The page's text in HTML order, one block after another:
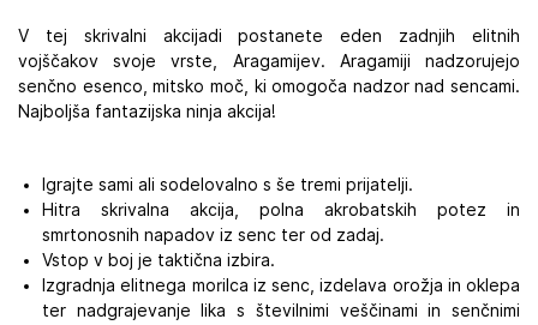
V tej skrivalni akcijadi postanete eden zadnjih elitnih
vojščakov svoje vrste, Aragamijev. Aragamiji nadzorujejo
senčno esenco, mitsko moč, ki omogoča nadzor nad sencami.
Najboljša fantazijska ninja akcija!
Igrajte sami ali sodelovalno s še tremi prijatelji.
Hitra skrivalna akcija, polna akrobatskih potez in
smrtonosnih napadov iz senc ter od zadaj.
Vstop v boj je taktična izbira.
Izgradnja elitnega morilca iz senc, izdelava orožja in oklepa
ter nadgrajevanje lika s številnimi veščinami in senčnimi